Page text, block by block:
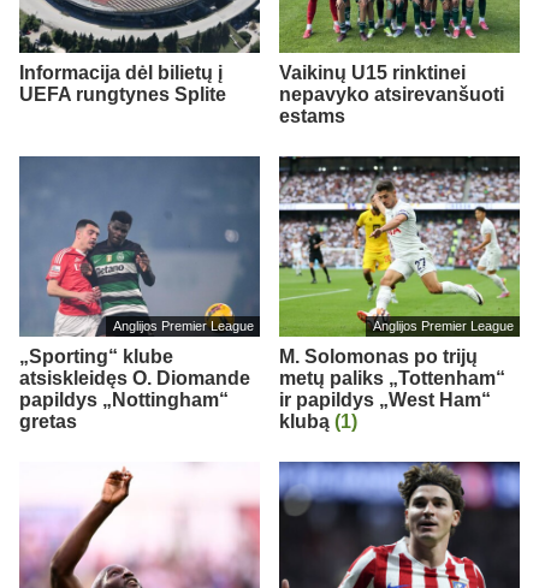
Informacija dėl bilietų į
UEFA rungtynes Splite
Vaikinų U15 rinktinei
nepavyko atsirevanšuoti
estams
Anglijos Premier League
„Sporting“ klube
atsiskleidęs O. Diomande
papildys „Nottingham“
gretas
Anglijos Premier League
M. Solomonas po trijų
metų paliks „Tottenham“
ir papildys „West Ham“
klubą (1)